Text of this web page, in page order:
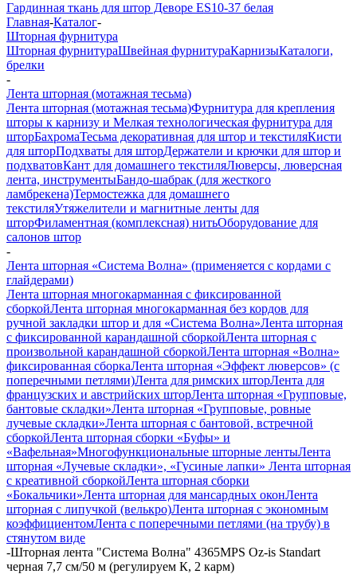
Гардинная ткань для штор Деворе ES10-37 белая
Главная-Каталог-
Шторная фурнитура
Шторная фурнитураШвейная фурнитураКарнизыКаталоги,
брелки
-
Лента шторная (мотажная тесьма)
Лента шторная (мотажная тесьма)Фурнитура для крепления
шторы к карнизу и Мелкая технологическая фурнитура для
шторБахромаТесьма декоративная для штор и текстиляКисти
для шторПодхваты для шторДержатели и крючки для штор и
подхватовКант для домашнего текстиляЛюверсы, люверсная
лента, инструментыБандо-шабрак (для жесткого
ламбрекена)Термостежка для домашнего
текстиляУтяжелители и магнитные ленты для
шторФиламентная (комплексная) нитьОборудование для
салонов штор
-
Лента шторная «Система Волна» (применяется с кордами с
глайдерами)
Лента шторная многокарманная с фиксированной
сборкойЛента шторная многокарманная без кордов для
ручной закладки штор и для «Система Волна»Лента шторная
с фиксированной карандашной сборкойЛента шторная с
произвольной карандашной сборкойЛента шторная «Волна»
фиксированная сборкаЛента шторная «Эффект люверсов» (с
поперечными петлями)Лента для римских шторЛента для
французских и австрийских шторЛента шторная «Групповые,
бантовые складки»Лента шторная «Групповые, ровные
лучевые складки»Лента шторная с бантовой, встречной
сборкойЛента шторная сборки «Буфы» и
«Вафельная»Многофункциональные шторные лентыЛента
шторная «Лучевые складки», «Гусиные лапки» Лента шторная
с креативной сборкойЛента шторная сборки
«Бокальчики»Лента шторная для мансардных оконЛента
шторная с липучкой (велькро)Лента шторная с экономным
коэффициентомЛента с поперечными петлями (на трубу) в
стянутом виде
-Шторная лента "Система Волна" 4365MPS Oz-is Standart
черная 7,7 см/50 м (регулируем К, 2 карм)